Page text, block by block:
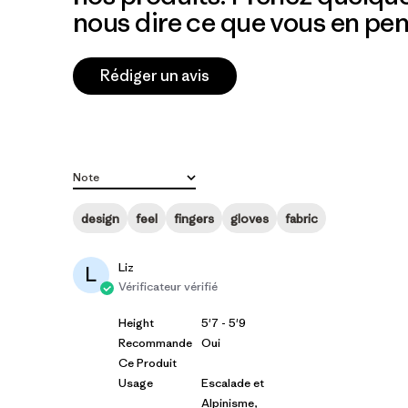
nous dire ce que vous en
Rédiger un avis
Note
Toutes les évaluations
design feel fingers gloves fabric
L
Liz
Vérificateur vérifié
Height
Recommande
Ce Produit
Usage
5'7 - 5'9
Oui
Escalade et
Alpinisme,